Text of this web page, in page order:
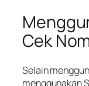
Cek
Selain
menggunakan